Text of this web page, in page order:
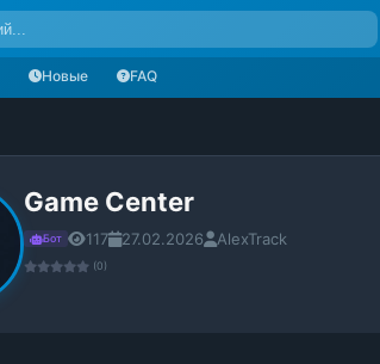
Новые FAQ
Game Center
Бот 117 27.02.2026 AlexTrack
(0)